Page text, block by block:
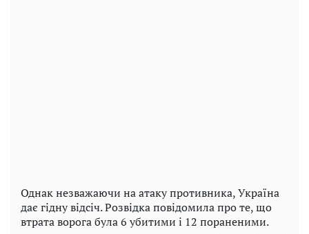
Однак незважаючи на атаку противника, Україна
дає гідну відсіч. Розвідка повідомила про те, що
втрата ворога була 6 убитими і 12 пораненими.